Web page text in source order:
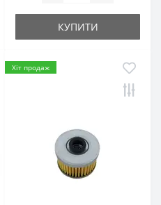
КУПИТИ
Хіт продаж